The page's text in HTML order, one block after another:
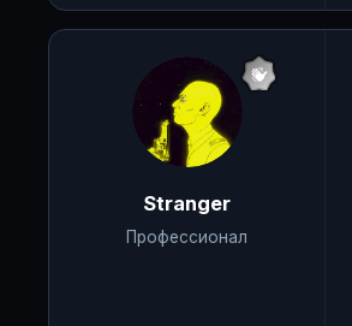
Stranger
Профессионал